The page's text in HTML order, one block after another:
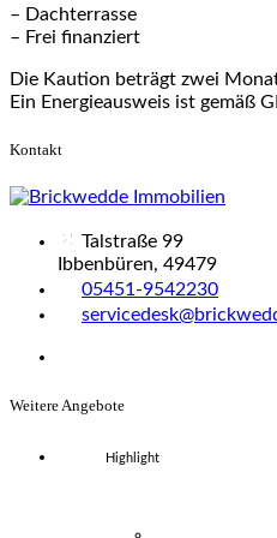
– Dachterrasse
– Frei finanziert
Die Kaution beträgt zwei
Ein Energieausweis ist gemäß
Kontakt
Talstraße 99
Ibbenbüren, 49479
05451-9542230
Weitere Angebote
Highlight